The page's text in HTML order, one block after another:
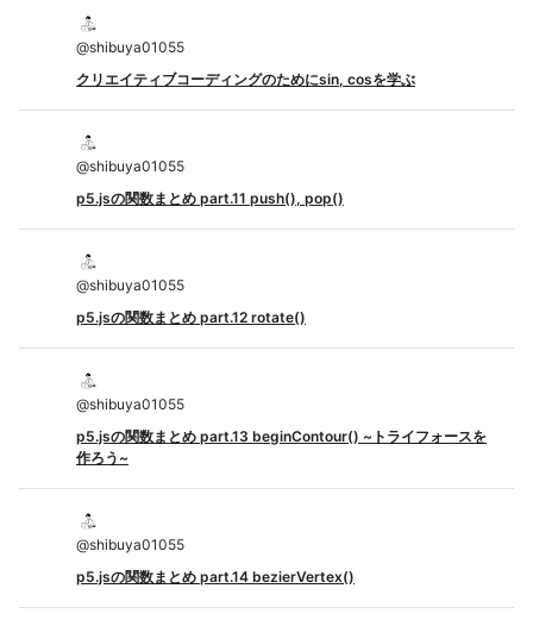
@shibuya01055
クリエイティブコーディングのためにsin, cosを学ぶ
@shibuya01055
p5.jsの関数まとめ part.11 push(), pop()
@shibuya01055
p5.jsの関数まとめ part.12 rotate()
@shibuya01055
p5.jsの関数まとめ part.13 beginContour() ~トライフォースを
作ろう~
@shibuya01055
p5.jsの関数まとめ part.14 bezierVertex()